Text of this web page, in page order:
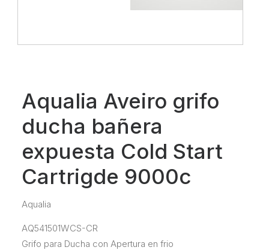
Aqualia Aveiro grifo
ducha bañera
expuesta Cold Start
Cartrigde 9000c
Aqualia
AQ541501WCS-CR
Grifo para Ducha con Apertura en frio